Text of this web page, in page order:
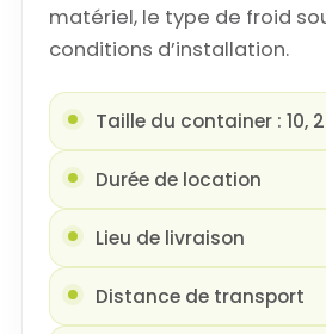
matériel, le type de froid
conditions d’installation.
Taille du container : 10,
Durée de location
Lieu de livraison
Distance de transport